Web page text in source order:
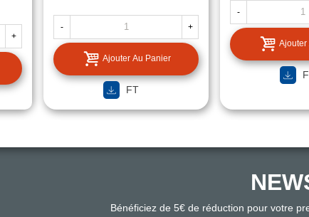
+
- +
Ajouter Au Panier
FT
-
Ajouter
Bénéficiez de 5€ de réduction pour votre